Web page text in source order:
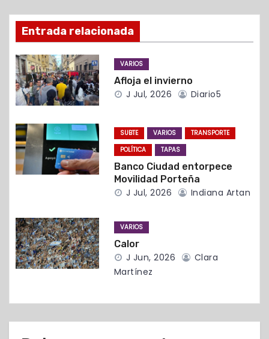
ó
n
d
e
e
n
t
a
d
a
Entrada relacionada
VARIOS
Afloja el invierno
J Jul, 2026 Diario5
SUBTE VARIOS
TRANSPORTE
POLÍTICA
TAPAS
Banco Ciudad entorpece
Movilidad Porteña
J Jul, 2026 Indiana Artan
VARIOS
Calor
J Jun, 2026
Clara
Martínez